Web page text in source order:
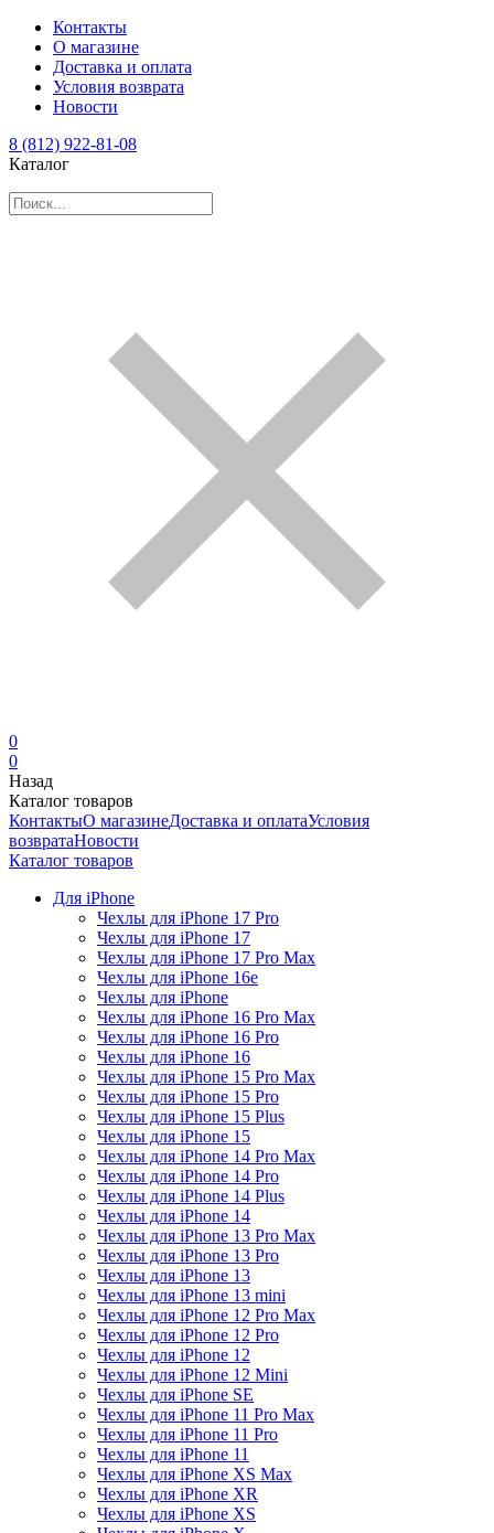
Контакты
О магазине
Доставка и оплата
Условия возврата
Новости
8 (812) 922-81-08
Каталог
0
0
Назад
Каталог товаров
КонтактыО магазинеДоставка и оплатаУсловия
возвратаНовости
Каталог товаров
Для iPhone
Чехлы для iPhone 17 Pro
Чехлы для iPhone 17
Чехлы для iPhone 17 Pro Max
Чехлы для iPhone 16e
Чехлы для iPhone
Чехлы для iPhone 16 Pro Max
Чехлы для iPhone 16 Pro
Чехлы для iPhone 16
Чехлы для iPhone 15 Pro Max
Чехлы для iPhone 15 Pro
Чехлы для iPhone 15 Plus
Чехлы для iPhone 15
Чехлы для iPhone 14 Pro Max
Чехлы для iPhone 14 Pro
Чехлы для iPhone 14 Plus
Чехлы для iPhone 14
Чехлы для iPhone 13 Pro Max
Чехлы для iPhone 13 Pro
Чехлы для iPhone 13
Чехлы для iPhone 13 mini
Чехлы для iPhone 12 Pro Max
Чехлы для iPhone 12 Pro
Чехлы для iPhone 12
Чехлы для iPhone 12 Mini
Чехлы для iPhone SE
Чехлы для iPhone 11 Pro Max
Чехлы для iPhone 11 Pro
Чехлы для iPhone 11
Чехлы для iPhone XS Max
Чехлы для iPhone XR
Чехлы для iPhone XS